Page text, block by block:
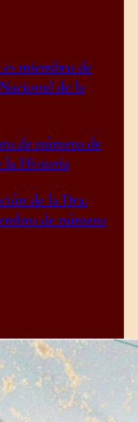
miembro de
de la
de número de
la Historia
de la Dra.
de número